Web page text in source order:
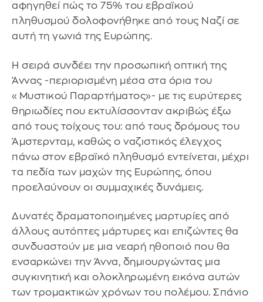
αφηγηθεί πώς το 75% του εβραϊκού
πληθυσμού δολοφονήθηκε από τους Ναζί σε
αυτή τη γωνιά της Ευρώπης.
Η σειρά συνδέει την προσωπική οπτική της
Άννας -περιορισμένη μέσα στα όρια του
«Μυστικού Παραρτήματος»- με τις ευρύτερες
θηριωδίες που εκτυλίσσονταν ακριβώς έξω
από τους τοίχους του: από τους δρόμους του
Άμστερνταμ, καθώς ο ναζιστικός έλεγχος
πάνω στον εβραϊκό πληθυσμό εντείνεται, μέχρι
τα πεδία των μαχών της Ευρώπης, όπου
προελαύνουν οι συμμαχικές δυνάμεις.
Δυνατές δραματοποιημένες μαρτυρίες από
άλλους αυτόπτες μάρτυρες και επιζώντες θα
συνδυαστούν με μια νεαρή ηθοποιό που θα
ενσαρκώνει την Άννα, δημιουργώντας μια
συγκινητική και ολοκληρωμένη εικόνα αυτών
των τρομακτικών χρόνων του πολέμου. Σπάνιο